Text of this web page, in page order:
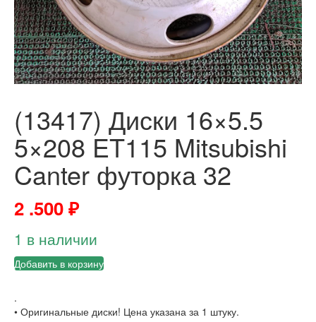
(13417) Диски 16×5.5
5×208 ET115 Mitsubishi
Canter футорка 32
2 .500₽
1 в наличии
Добавить в корзину
.
• Оригинальные диски! Цена указана за 1 штуку.